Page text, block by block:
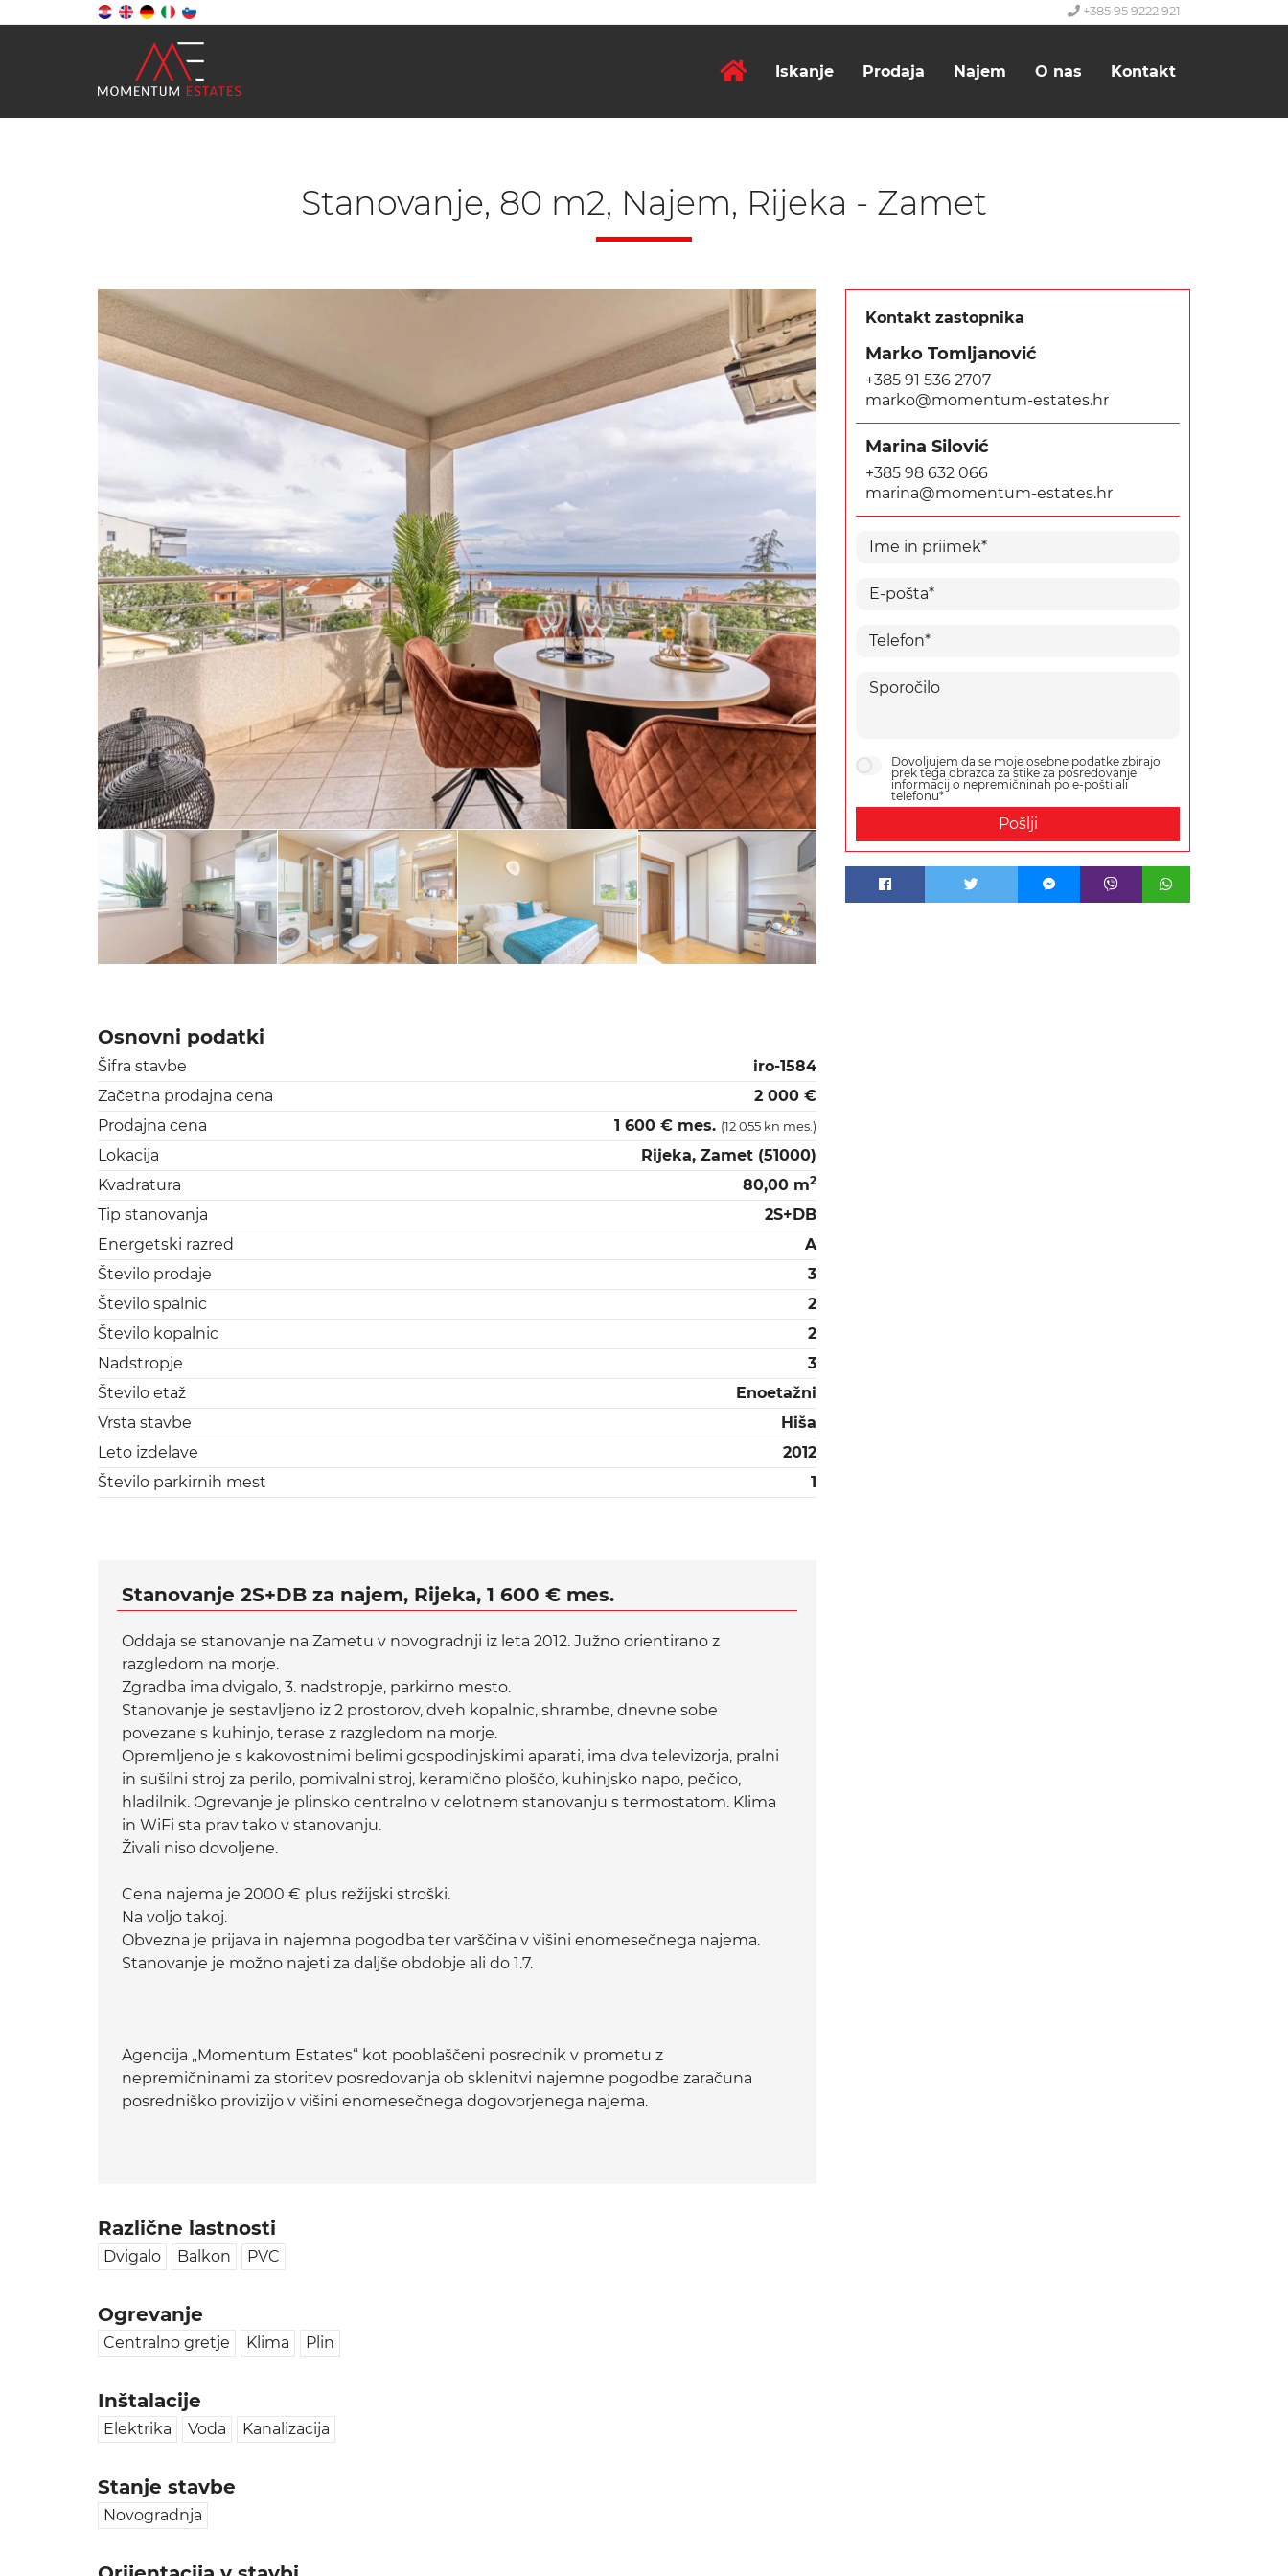
+385 95 9222 921
Iskanje Prodaja Najem O nas Kontakt
Stanovanje, 80 m2, Najem, Rijeka - Zamet
Osnovni podatki
Šifra stavbe
iro-1584
Začetna prodajna cena
2 000 €
Prodajna cena
1 600 € mes. (12 055 kn mes.)
Lokacija
Rijeka, Zamet (51000)
Kvadratura
80,00 m2
Tip stanovanja
2S+DB
Energetski razred
A
Število prodaje
3
Število spalnic
2
Število kopalnic
2
Nadstropje
3
Število etaž
Enoetažni
Vrsta stavbe
Hiša
Leto izdelave
2012
Število parkirnih mest
1
Stanovanje 2S+DB za najem, Rijeka, 1 600 € mes.
Oddaja se stanovanje na Zametu v novogradnji iz leta 2012. Južno orientirano z
razgledom na morje.
Zgradba ima dvigalo, 3. nadstropje, parkirno mesto.
Stanovanje je sestavljeno iz 2 prostorov, dveh kopalnic, shrambe, dnevne sobe
povezane s kuhinjo, terase z razgledom na morje.
Opremljeno je s kakovostnimi belimi gospodinjskimi aparati, ima dva televizorja, pralni
in sušilni stroj za perilo, pomivalni stroj, keramično ploščo, kuhinjsko napo, pečico,
hladilnik. Ogrevanje je plinsko centralno v celotnem stanovanju s termostatom. Klima
in WiFi sta prav tako v stanovanju.
Živali niso dovoljene.
Cena najema je 2000 € plus režijski stroški.
Na voljo takoj.
Obvezna je prijava in najemna pogodba ter varščina v višini enomesečnega najema.
Stanovanje je možno najeti za daljše obdobje ali do 1.7.
Agencija „Momentum Estates“ kot pooblaščeni posrednik v prometu z
nepremičninami za storitev posredovanja ob sklenitvi najemne pogodbe zaračuna
posredniško provizijo v višini enomesečnega dogovorjenega najema.
Različne lastnosti
Dvigalo Balkon PVC
Ogrevanje
Centralno gretje Klima Plin
Inštalacije
Elektrika Voda Kanalizacija
Stanje stavbe
Novogradnja
Kontakt zastopnika
Marko Tomljanović
+385 91 536 2707
marko@momentum-estates.hr
Marina Silović
+385 98 632 066
marina@momentum-estates.hr
Dovoljujem da se moje osebne podatke zbirajo
prek tega obrazca za stike za posredovanje
informacij o nepremičninah po e-pošti ali
telefonu*
Pošlji